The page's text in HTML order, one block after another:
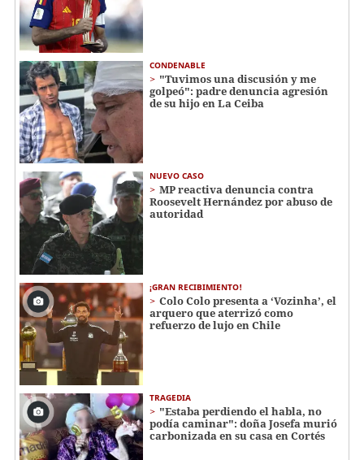
CONDENABLE
"Tuvimos una discusión y me
golpeó": padre denuncia agresión
de su hijo en La Ceiba
NUEVO CASO
MP reactiva denuncia contra
Roosevelt Hernández por abuso de
autoridad
¡GRAN RECIBIMIENTO!
Colo Colo presenta a ‘Vozinha’, el
arquero que aterrizó como
refuerzo de lujo en Chile
TRAGEDIA
"Estaba perdiendo el habla, no
podía caminar": doña Josefa murió
carbonizada en su casa en Cortés